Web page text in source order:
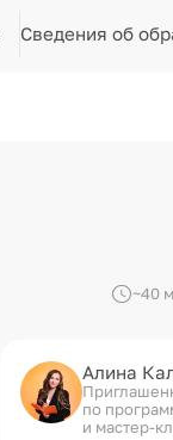
Сведения об
~40
Алина
по
и мастер-